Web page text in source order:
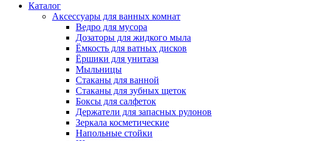
Каталог
Аксессуары для ванных комнат
Ведро для мусора
Дозаторы для жидкого мыла
Ёмкость для ватных дисков
Ёршики для унитаза
Мыльницы
Стаканы для ванной
Стаканы для зубных щеток
Боксы для салфеток
Держатели для запасных рулонов
Зеркала косметические
Напольные стойки